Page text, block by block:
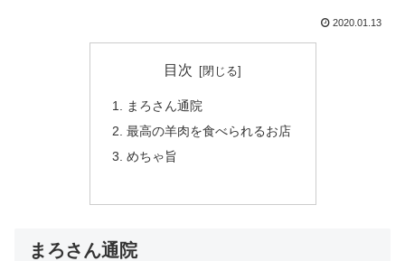
2020.01.13
目次
まろさん通院
最高の羊肉を食べられるお店
めちゃ旨
まろさん通院